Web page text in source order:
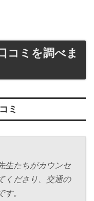
コミを調べま
ミ
生たちがカウンセ
くださり、交通の
。